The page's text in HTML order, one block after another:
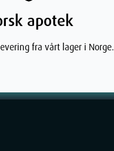
apotek
fra vårt lager i Norge.